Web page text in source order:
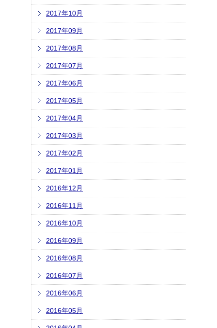
2017年10月
2017年09月
2017年08月
2017年07月
2017年06月
2017年05月
2017年04月
2017年03月
2017年02月
2017年01月
2016年12月
2016年11月
2016年10月
2016年09月
2016年08月
2016年07月
2016年06月
2016年05月